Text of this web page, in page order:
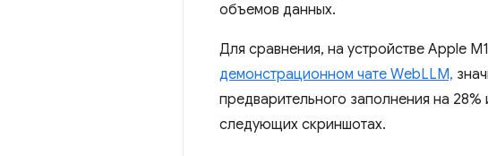
объемов данных.
Для сравнения, на устройстве Apple
демонстрационном чате WebLLM,
предварительного заполнения на
следующих скриншотах.